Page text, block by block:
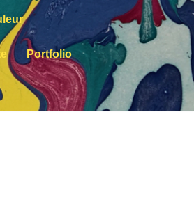
Portfolio